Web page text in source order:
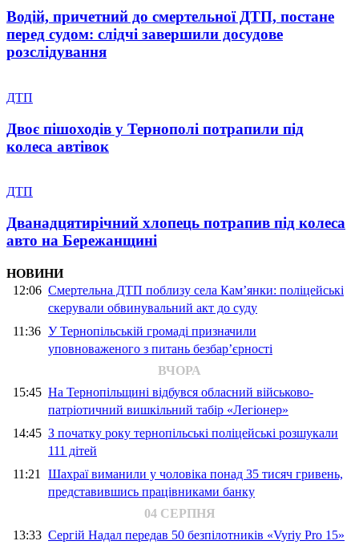
Водій, причетний до смертельної ДТП, постане
перед судом: слідчі завершили досудове
розслідування
ДТП
Двоє пішоходів у Тернополі потрапили під
колеса автівок
ДТП
Дванадцятирічний хлопець потрапив під колеса
авто на Бережанщині
НОВИНИ
12:06 Смертельна ДТП поблизу села Кам’янки: поліцейські
скерували обвинувальний акт до суду
11:36 У Тернопільській громаді призначили
уповноваженого з питань безбар’єрності
ВЧОРА
15:45 На Тернопільщині відбувся обласний військово-
патріотичний вишкільний табір «Легіонер»
14:45 З початку року тернопільські поліцейські розшукали
111 дітей
11:21 Шахраї виманили у чоловіка понад 35 тисяч гривень,
представившись працівниками банку
04 СЕРПНЯ
13:33 Сергій Надал передав 50 безпілотників «Vyriy Pro 15»